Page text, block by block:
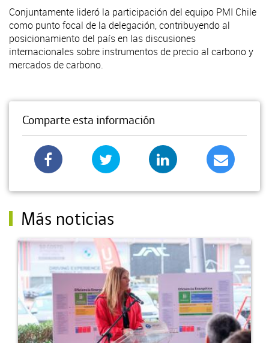
Conjuntamente lideró la participación del equipo PMI Chile
como punto focal de la delegación, contribuyendo al
posicionamiento del país en las discusiones
internacionales sobre instrumentos de precio al carbono y
mercados de carbono.
Comparte esta información
Más noticias